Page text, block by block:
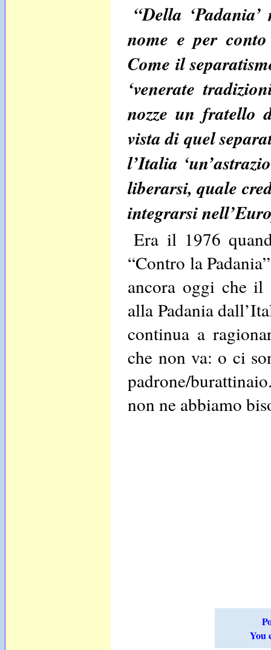
“Della
nome e per conto
Come il
‘venerate
nozze un fratello
vista di quel
l’Italia
liberarsi, quale
integrarsi
Era il 1976
“Contro la
ancora oggi che il
alla Padania
continua a
che non va: o ci
padrone/
non ne abbiamo
You